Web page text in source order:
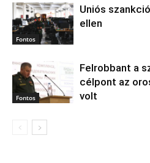
Fontos
Uniós
ellen
Fontos
Felrobbant a
célpont az
volt